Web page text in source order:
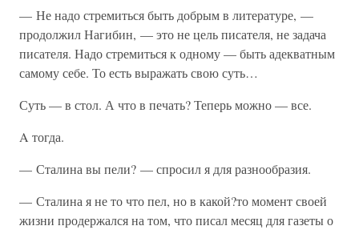
— Не надо стремиться быть добрым в литературе, —
продолжил Нагибин, — это не цель писателя, не задача
писателя. Надо стремиться к одному — быть адекватным
самому себе. То есть выражать свою суть…
Суть — в стол. А что в печать? Теперь можно — все.
A тогда.
— Сталина вы пели? — спросил я для разнообразия.
— Сталина я не то что пел, но в какой?то момент своей
жизни продержался на том, что писал месяц для газеты о